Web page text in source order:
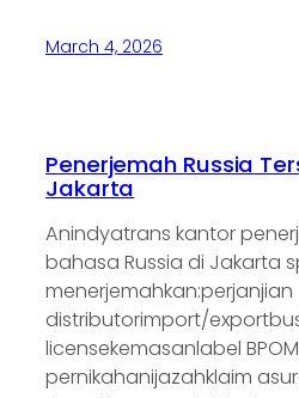
March 4, 2026
Penerjemah Russia
Jakarta
Anindyatrans kantor
bahasa Russia di Jakarta
menerjemahkan:perjanjian
distributorimport/
licensekemasanlabel
pernikahanijazahklaim